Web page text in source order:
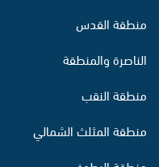
منطقة القدس
الناصرة والمنطقة
منطقة النقب
منطقة المثلث الشمالي